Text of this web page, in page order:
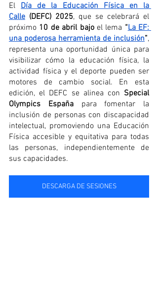
El Día de la Educación Física en la
Calle (DEFC) 2025, que se celebrará el
próximo 10 de abril bajo el lema “La EF:
una poderosa herramienta de inclusión”,
representa una oportunidad única para
visibilizar cómo la educación física, la
actividad física y el deporte pueden ser
motores de cambio social. En esta
edición, el DEFC se alinea con Special
Olympics España para fomentar la
inclusión de personas con discapacidad
intelectual, promoviendo una Educación
Física accesible y equitativa para todas
las personas, independientemente de
sus capacidades.
DESCARGA DE SESIONES